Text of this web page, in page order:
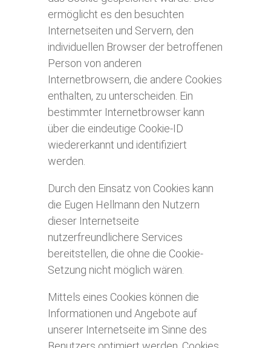
ermöglicht es den besuchten
Internetseiten und Servern, den
individuellen Browser der betroffenen
Person von anderen
Internetbrowsern, die andere Cookies
enthalten, zu unterscheiden. Ein
bestimmter Internetbrowser kann
über die eindeutige Cookie-ID
wiedererkannt und identifiziert
werden.
Durch den Einsatz von Cookies kann
die Eugen Hellmann den Nutzern
dieser Internetseite
nutzerfreundlichere Services
bereitstellen, die ohne die Cookie-
Setzung nicht möglich wären.
Mittels eines Cookies können die
Informationen und Angebote auf
unserer Internetseite im Sinne des